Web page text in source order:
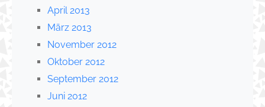
April 2013
März 2013
November 2012
Oktober 2012
September 2012
Juni 2012